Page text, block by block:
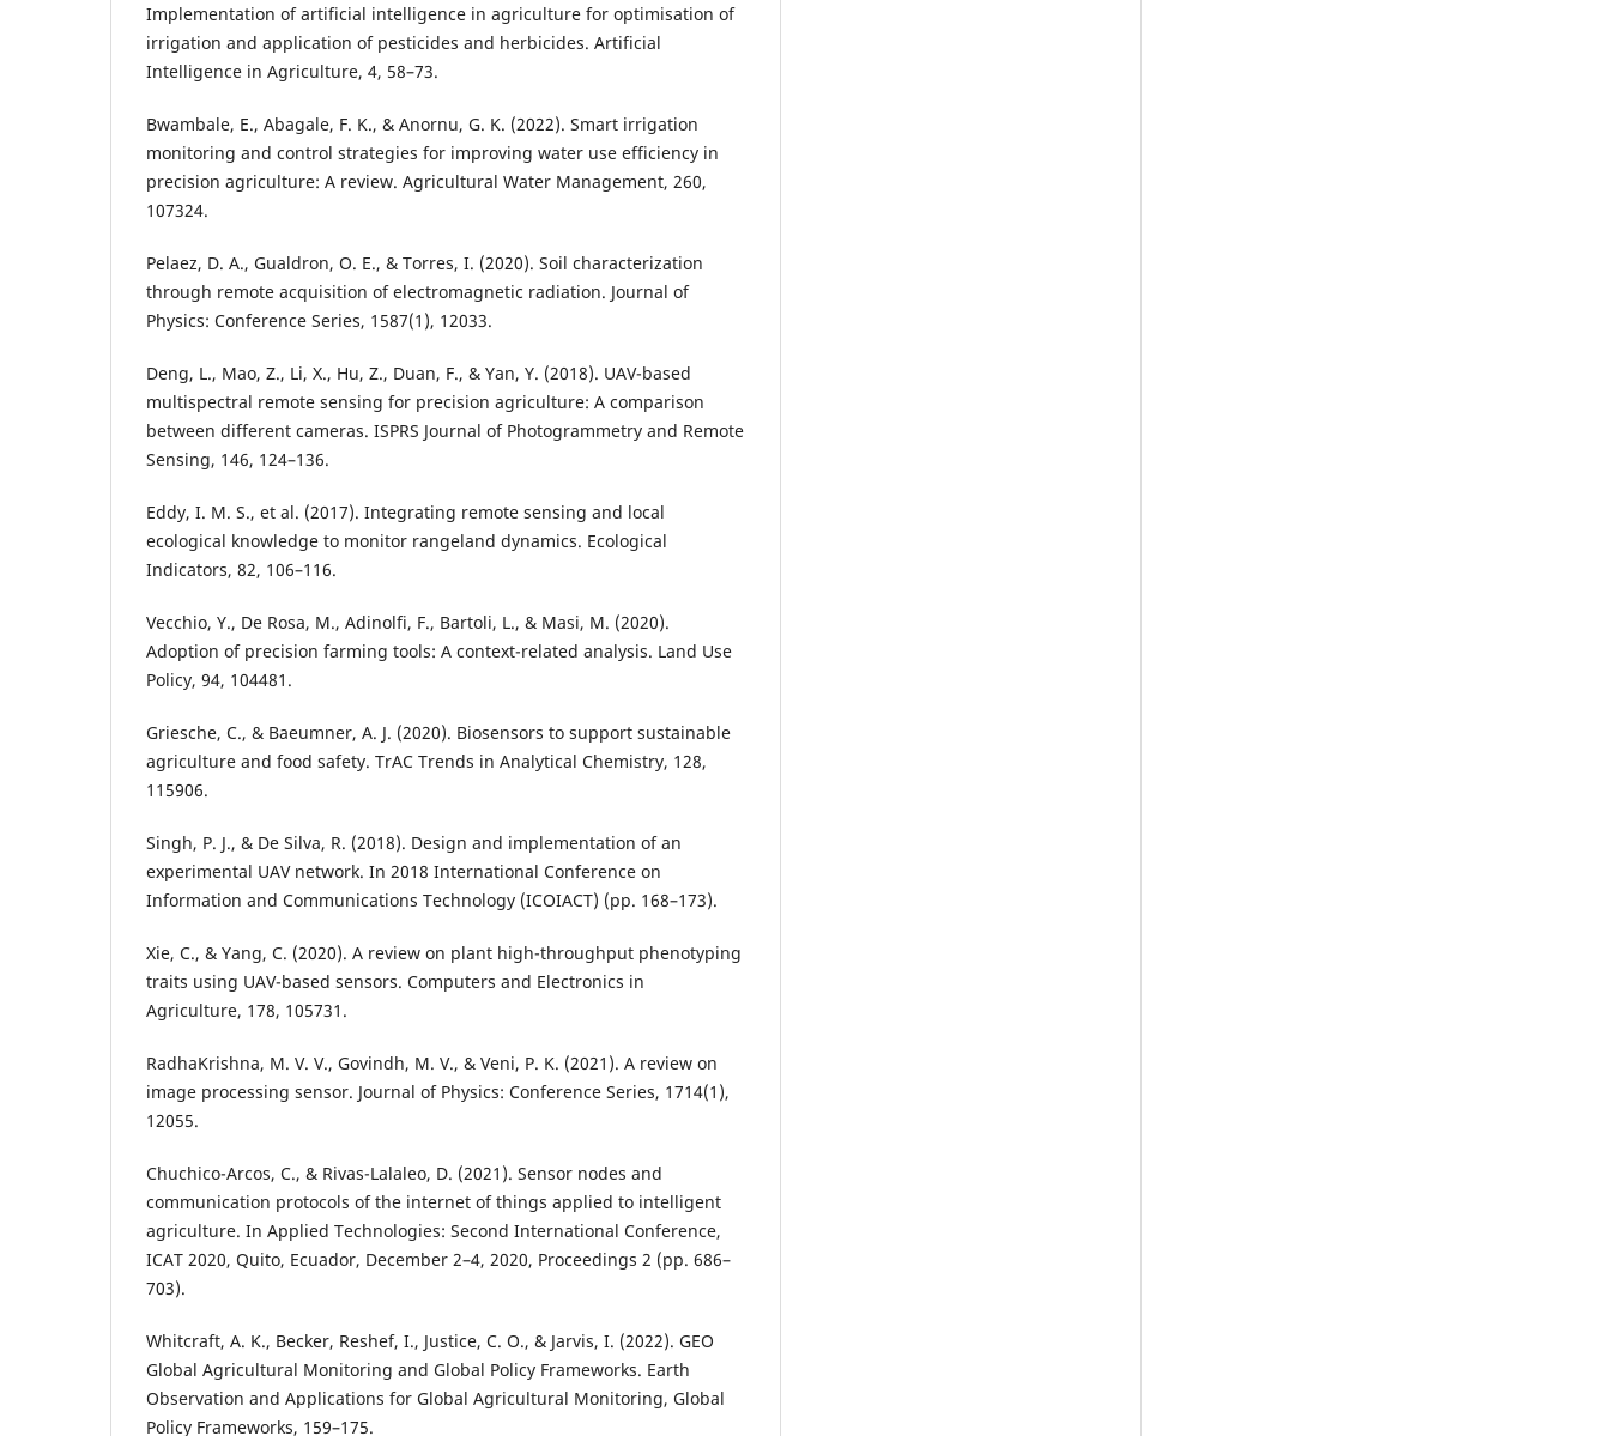
Implementation of artificial intelligence in agriculture for optimisation of
irrigation and application of pesticides and herbicides. Artificial
Intelligence in Agriculture, 4, 58–73.
Bwambale, E., Abagale, F. K., & Anornu, G. K. (2022). Smart irrigation
monitoring and control strategies for improving water use efficiency in
precision agriculture: A review. Agricultural Water Management, 260,
107324.
Pelaez, D. A., Gualdron, O. E., & Torres, I. (2020). Soil characterization
through remote acquisition of electromagnetic radiation. Journal of
Physics: Conference Series, 1587(1), 12033.
Deng, L., Mao, Z., Li, X., Hu, Z., Duan, F., & Yan, Y. (2018). UAV-based
multispectral remote sensing for precision agriculture: A comparison
between different cameras. ISPRS Journal of Photogrammetry and Remote
Sensing, 146, 124–136.
Eddy, I. M. S., et al. (2017). Integrating remote sensing and local
ecological knowledge to monitor rangeland dynamics. Ecological
Indicators, 82, 106–116.
Vecchio, Y., De Rosa, M., Adinolfi, F., Bartoli, L., & Masi, M. (2020).
Adoption of precision farming tools: A context-related analysis. Land Use
Policy, 94, 104481.
Griesche, C., & Baeumner, A. J. (2020). Biosensors to support sustainable
agriculture and food safety. TrAC Trends in Analytical Chemistry, 128,
115906.
Singh, P. J., & De Silva, R. (2018). Design and implementation of an
experimental UAV network. In 2018 International Conference on
Information and Communications Technology (ICOIACT) (pp. 168–173).
Xie, C., & Yang, C. (2020). A review on plant high-throughput phenotyping
traits using UAV-based sensors. Computers and Electronics in
Agriculture, 178, 105731.
RadhaKrishna, M. V. V., Govindh, M. V., & Veni, P. K. (2021). A review on
image processing sensor. Journal of Physics: Conference Series, 1714(1),
12055.
Chuchico-Arcos, C., & Rivas-Lalaleo, D. (2021). Sensor nodes and
communication protocols of the internet of things applied to intelligent
agriculture. In Applied Technologies: Second International Conference,
ICAT 2020, Quito, Ecuador, December 2–4, 2020, Proceedings 2 (pp. 686–
703).
Whitcraft, A. K., Becker, Reshef, I., Justice, C. O., & Jarvis, I. (2022). GEO
Global Agricultural Monitoring and Global Policy Frameworks. Earth
Observation and Applications for Global Agricultural Monitoring, Global
Policy Frameworks, 159–175.